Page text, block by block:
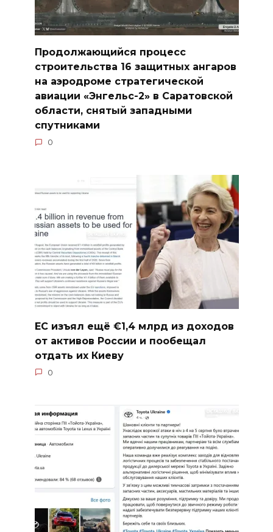
Продолжающийся процесс
строительства 16 защитных ангаров
на аэродроме стратегической
авиации «Энгельс-2» в Саратовской
области, снятый западными
спутниками
0
ЕС изъял ещё €1,4 млрд из доходов
от активов России и пообещал
отдать их Киеву
0